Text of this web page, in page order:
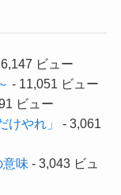
ビュー
- 11,051 ビュー
ビュー
やれ」
- 3,061
味 - 3,043 ビュ